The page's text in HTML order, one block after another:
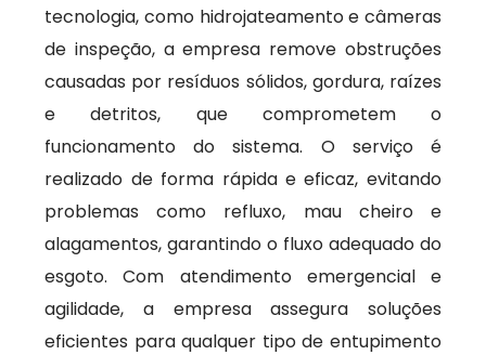
tecnologia, como hidrojateamento e câmeras
de inspeção, a empresa remove obstruções
causadas por resíduos sólidos, gordura, raízes
e detritos, que comprometem o
funcionamento do sistema. O serviço é
realizado de forma rápida e eficaz, evitando
problemas como refluxo, mau cheiro e
alagamentos, garantindo o fluxo adequado do
esgoto. Com atendimento emergencial e
agilidade, a empresa assegura soluções
eficientes para qualquer tipo de entupimento